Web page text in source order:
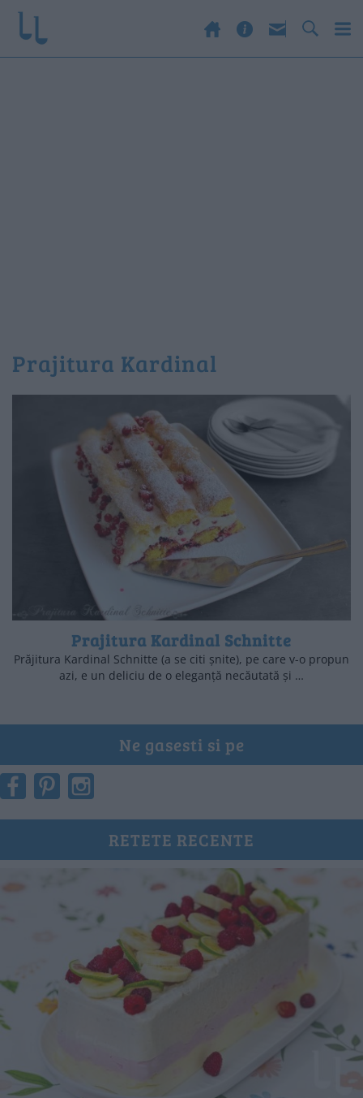
prajitura Kardinal
Prajitura Kardinal Schnitte
Prăjitura Kardinal Schnitte (a se citi șnite), pe care v-o propun
azi, e un deliciu de o eleganță necăutată și …
Ne gasesti si pe
RETETE RECENTE